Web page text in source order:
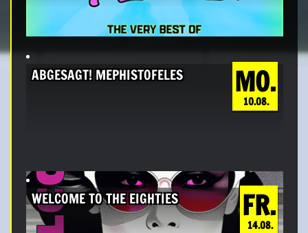
MO.
10.08.
ABGESAGT! MEPHISTOFELES
FR.
14.08.
WELCOME TO THE EIGHTIES